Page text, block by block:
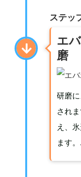
ステッ
エ
磨
研磨
され
え、
ます。.